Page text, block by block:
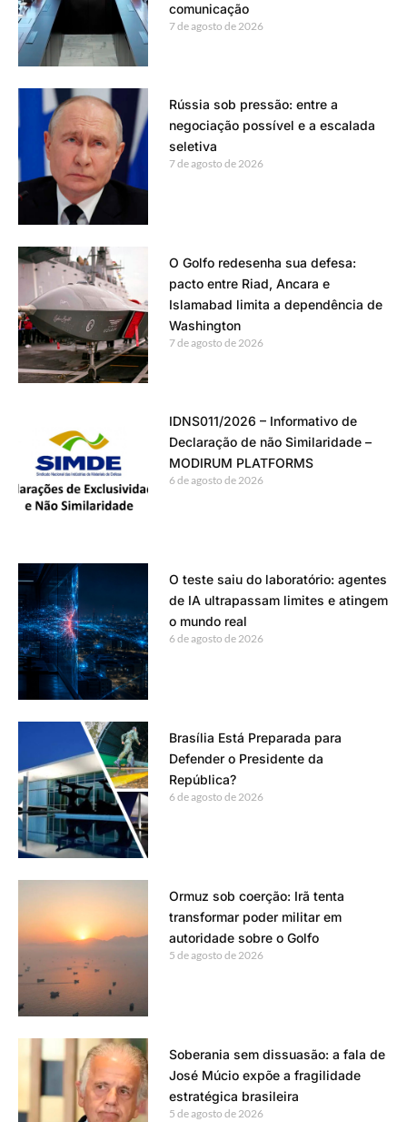
comunicação
7 de agosto de 2026
Rússia sob pressão: entre a
negociação possível e a escalada
seletiva
7 de agosto de 2026
O Golfo redesenha sua defesa:
pacto entre Riad, Ancara e
Islamabad limita a dependência de
Washington
7 de agosto de 2026
IDNS011/2026 – Informativo de
Declaração de não Similaridade –
MODIRUM PLATFORMS
6 de agosto de 2026
O teste saiu do laboratório: agentes
de IA ultrapassam limites e atingem
o mundo real
6 de agosto de 2026
Brasília Está Preparada para
Defender o Presidente da
República?
6 de agosto de 2026
Ormuz sob coerção: Irã tenta
transformar poder militar em
autoridade sobre o Golfo
5 de agosto de 2026
Soberania sem dissuasão: a fala de
José Múcio expõe a fragilidade
estratégica brasileira
5 de agosto de 2026